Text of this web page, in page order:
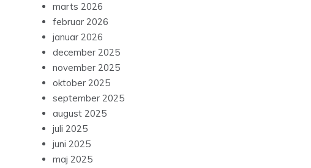
marts 2026
februar 2026
januar 2026
december 2025
november 2025
oktober 2025
september 2025
august 2025
juli 2025
juni 2025
maj 2025